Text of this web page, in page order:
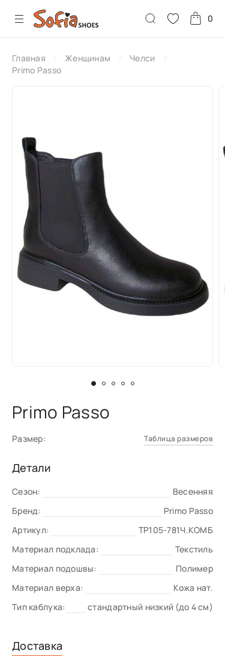
0
Главная Женщинам
Челси
Primo Passo
Primo Passo
Размер: Таблица размеров
Детали
Сезон:
Весенняя
Бренд:
Primo Passo
Артикул:
TP105-781Ч.КОМБ
Материал подклада:
Текстиль
Материал подошвы:
Полимер
Материал верха:
Кожа нат.
Тип каблука:
стандартный низкий (до 4 см)
Доставка